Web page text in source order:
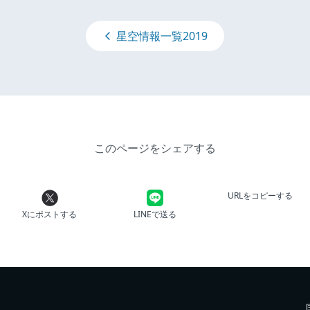
星空情報一覧2019
このページをシェアする
Xにポストする LINEで送る
URLをコピーする